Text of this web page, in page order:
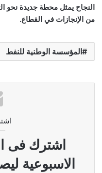
النجاح يمثل محطة جديدة نحو
من الإنجازات في القطاع.
المؤسسة الوطنية للنفط
اشترك فى
الاسبوعية